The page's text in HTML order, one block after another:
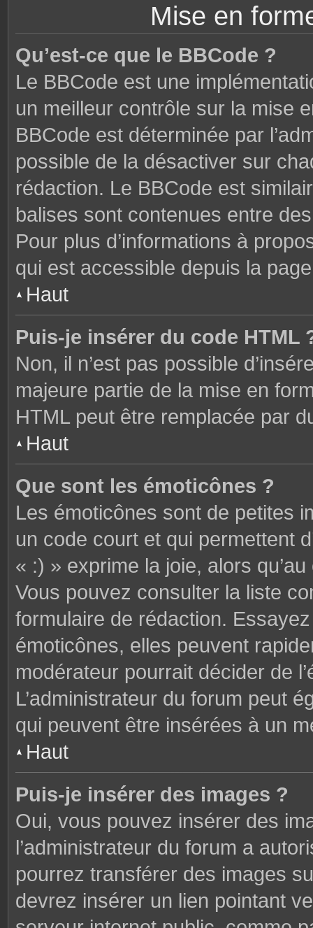
Mise en
Qu’est-ce que le BBCode ?
Le BBCode est une
un meilleur contrôle sur la mise
BBCode est déterminée par
possible de la désactiver sur
rédaction. Le BBCode est
balises sont contenues entre
Pour plus d’informations à
qui est accessible depuis la
Haut
Puis-je insérer du code HTML
Non, il n’est pas possible
majeure partie de la mise en
HTML peut être remplacée par
Haut
Que sont les émoticônes ?
Les émoticônes sont de petites
un code court et qui permettent
« :) » exprime la joie, alors
Vous pouvez consulter la liste
formulaire de rédaction.
émoticônes, elles peuvent
modérateur pourrait décider de
L’administrateur du forum peut
qui peuvent être insérées à un
Haut
Puis-je insérer des images ?
Oui, vous pouvez insérer des
l’administrateur du forum a
pourrez transférer des images
devrez insérer un lien pointant